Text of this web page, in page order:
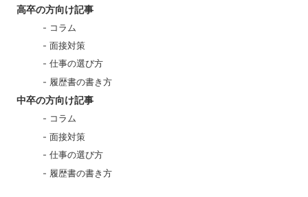
高卒の方向け記事
コラム
面接対策
仕事の選び方
履歴書の書き方
中卒の方向け記事
コラム
面接対策
仕事の選び方
履歴書の書き方